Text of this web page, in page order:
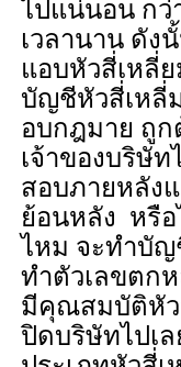
ไปแน่นอน กว่
เวลานาน ดั
แอบหัวสี่เหลี่
บัญชีหัวสี่เหลี่
อบกฎมาย ถูก
เจ้าของบริษั
สอบภายหลัง
ย้อนหลัง หรือ
ไหม จะทำบัญ
ทำตัวเลขตก
มีคุณสมบัติหัว
ปิดบริษัทไปเ